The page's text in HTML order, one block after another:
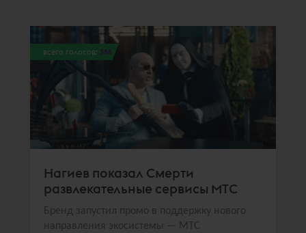
всего голосов: 386
Нагиев показал Смерти
развлекательные сервисы МТС
Бренд запустил промо в поддержку нового
направления экосистемы — МТС